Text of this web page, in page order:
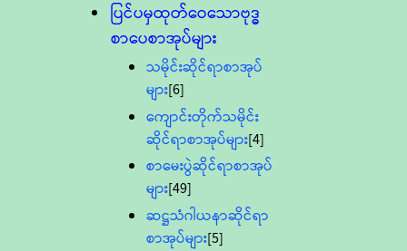
ပြင်ပမှထုတ်ဝေသောဗုဒ္ဓ
စာပေစာအုပ်များ
သမိုင်းဆိုင်ရာစာအုပ်
များ[6]
ကျောင်းတိုက်သမိုင်း
ဆိုင်ရာစာအုပ်များ[4]
စာမေးပွဲဆိုင်ရာစာအုပ်
များ[49]
ဆဋ္ဌသံဂါယနာဆိုင်ရာ
စာအုပ်များ[5]